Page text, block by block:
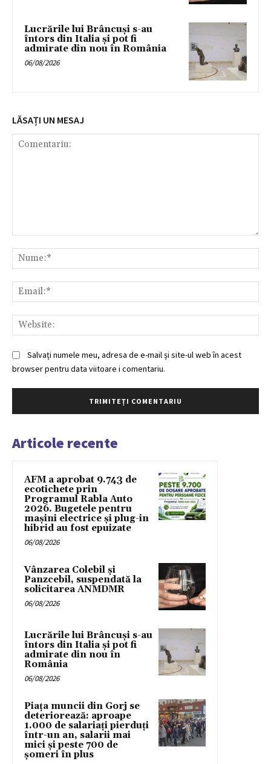
Lucrările lui Brâncuși s-au
întors din Italia și pot fi
admirate din nou în România
06/08/2026
LĂSAȚI UN MESAJ
Salvați numele meu, adresa de e-mail și site-ul web în acest
browser pentru data viitoare i comentariu.
Articole recente
AFM a aprobat 9.743 de
ecotichete prin
Programul Rabla Auto
2026. Bugetele pentru
mașini electrice și plug-in
hibrid au fost epuizate
06/08/2026
Vânzarea Colebil și
Panzcebil, suspendată la
solicitarea ANMDMR
06/08/2026
Lucrările lui Brâncuși s-au
întors din Italia și pot fi
admirate din nou în
România
06/08/2026
Piața muncii din Gorj se
deteriorează: aproape
1.000 de salariați pierduți
într-un an, salarii mai
mici și peste 700 de
șomeri în plus